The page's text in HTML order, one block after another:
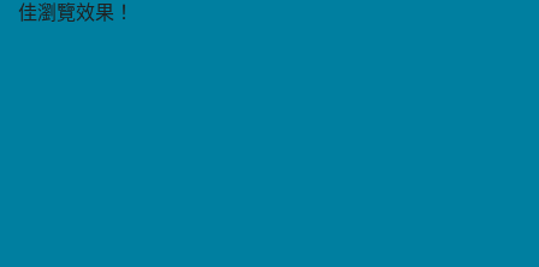
佳瀏覽效果！